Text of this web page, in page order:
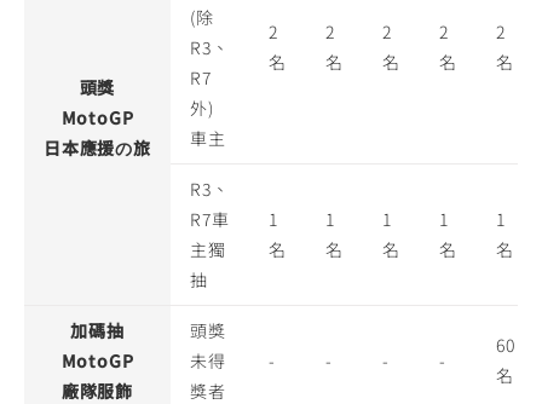
頭獎
MotoGP
日本應援の旅
(除
R3、
R7
外)
車主
2
名
2
名
2
名
2
名
2
名
R3、
R7車
主獨
抽
1
名
1
名
1
名
1
名
1
名
加碼抽
MotoGP
廠隊服飾
頭獎
未得
獎者
- - - -
60
名